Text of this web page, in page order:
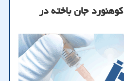
آغاز عملیات انتقال 2 کوهنورد جان باخته در